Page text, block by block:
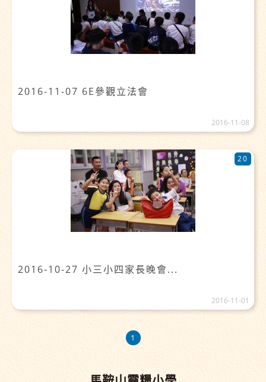
2016-11-07 6E參觀立法會
2016-11-08
2016-10-27 小三小四家長晚會...
20
2016-11-01
1